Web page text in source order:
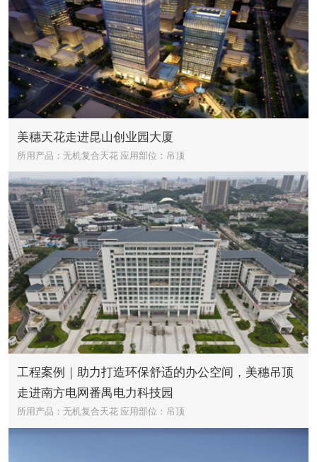
美穗天花走进昆山创业园大厦
所用产品：无机复合天花 应用部位：吊顶
工程案例｜助力打造环保舒适的办公空间，美穗吊顶
走进南方电网番禺电力科技园
所用产品：无机复合天花 应用部位：吊顶